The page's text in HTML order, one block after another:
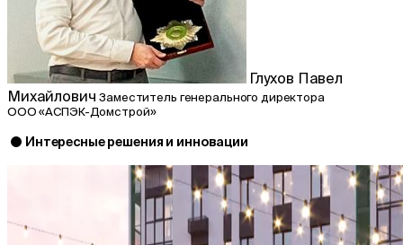
Глухов Павел
МихайловичЗаместитель генерального директора
ООО «АСПЭК-Домстрой»
Интересные решения и инновации